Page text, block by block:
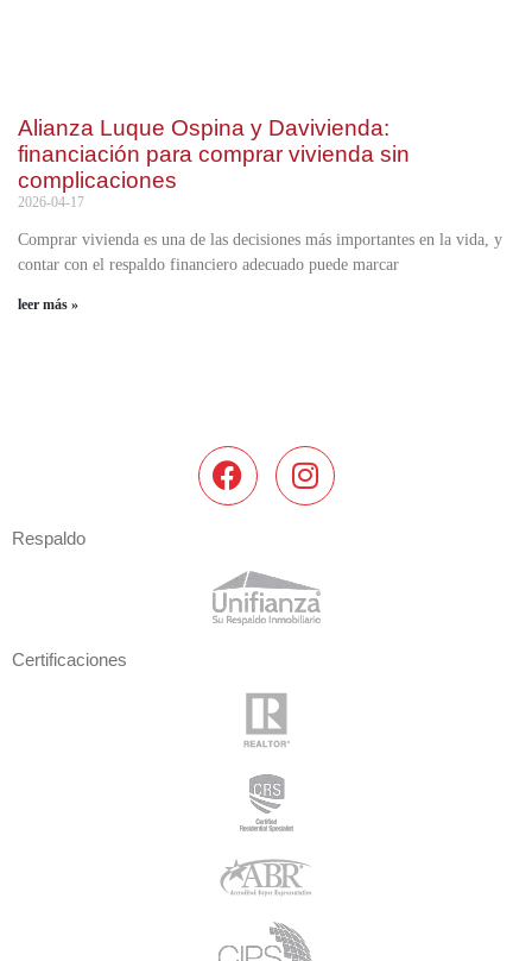
Alianza Luque Ospina y Davivienda:
financiación para comprar vivienda sin
complicaciones
2026-04-17
Comprar vivienda es una de las decisiones más importantes en la vida, y
contar con el respaldo financiero adecuado puede marcar
leer más »
Respaldo
Certificaciones